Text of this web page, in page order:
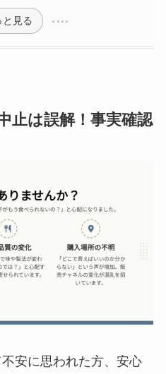
と見る
止は誤解！事実確認
不安に思われた方、安心